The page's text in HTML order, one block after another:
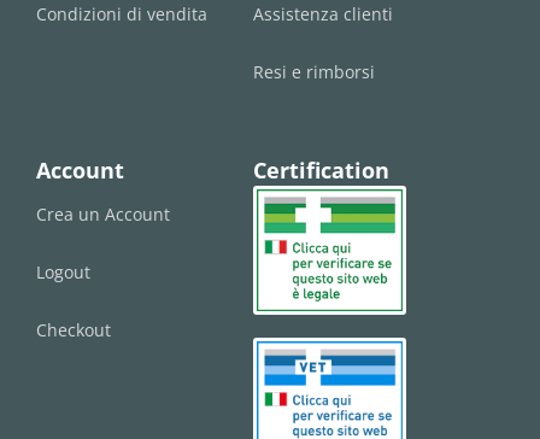
Condizioni di vendita Assistenza clienti
Resi e rimborsi
Account
Crea un Account
Logout
Checkout
Certification